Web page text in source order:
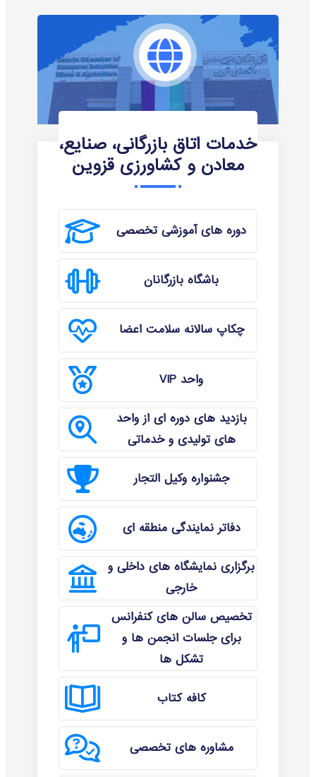
خدمات اتاق بازرگانی، صنایع،
معادن و کشاورزی قزوین
دوره های آموزشی تخصصی
باشگاه بازرگانان
چکاپ سالانه سلامت اعضا
واحد VIP
بازدید های دوره ای از واحد
های تولیدی و خدماتی
جشنواره وکیل التجار
دفاتر نمایندگی منطقه ای
برگزاری نمایشگاه های داخلی و
خارجی
تخصیص سالن های کنفرانس
برای جلسات انجمن ها و
تشکل ها
کافه کتاب
مشاوره های تخصصی